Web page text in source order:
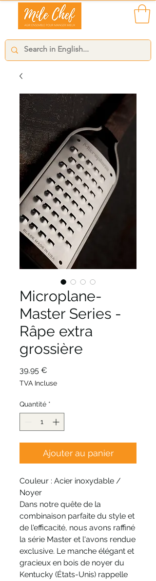
Microplane-
Master Series -
Râpe extra
grossière
39,95 €
TVA Incluse
Quantité *
Ajouter au panier
Couleur : Acier inoxydable /
Noyer
Dans notre quête de la
combinaison parfaite du style et
de l'efficacité, nous avons raffiné
la série Master et l'avons rendue
exclusive. Le manche élégant et
gracieux en bois de noyer du
Kentucky (États-Unis) rappelle